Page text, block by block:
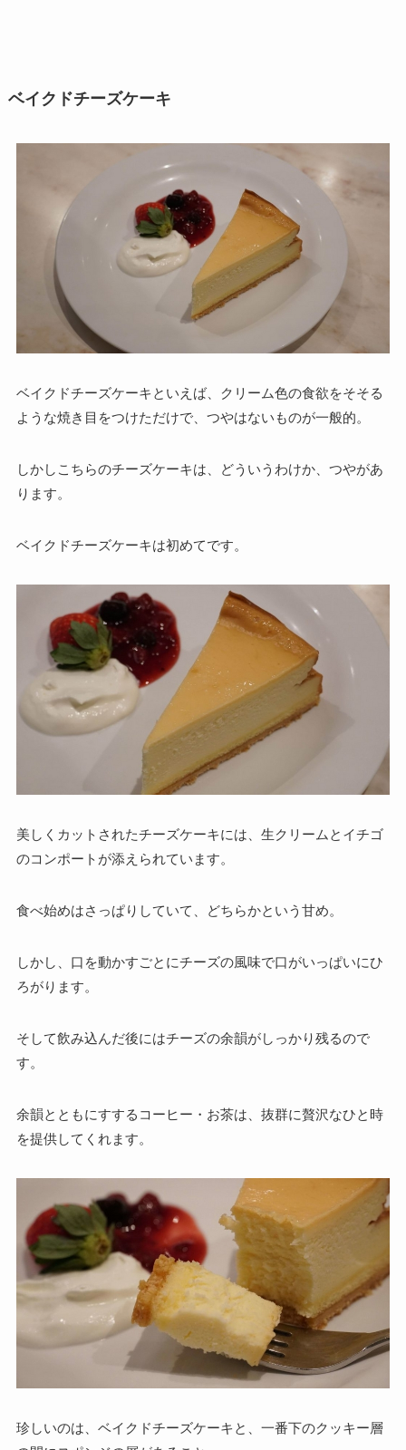
ベイクドチーズケーキ
ベイクドチーズケーキといえば、クリーム色の食欲をそそる
ような焼き目をつけただけで、つやはないものが一般的。
しかしこちらのチーズケーキは、どういうわけか、つやがあ
ります。
ベイクドチーズケーキは初めてです。
美しくカットされたチーズケーキには、生クリームとイチゴ
のコンポートが添えられています。
食べ始めはさっぱりしていて、どちらかという甘め。
しかし、口を動かすごとにチーズの風味で口がいっぱいにひ
ろがります。
そして飲み込んだ後にはチーズの余韻がしっかり残るので
す。
余韻とともにすするコーヒー・お茶は、抜群に贅沢なひと時
を提供してくれます。
珍しいのは、ベイクドチーズケーキと、一番下のクッキー層